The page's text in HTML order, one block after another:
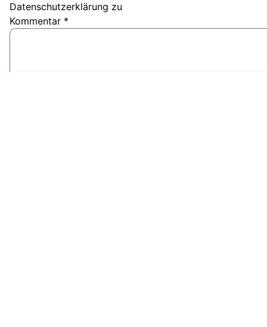
Datenschutzerklärung zu
Kommentar *